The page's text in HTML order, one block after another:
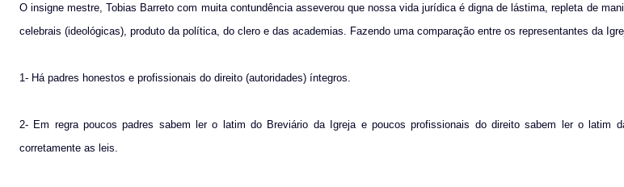
O insigne mestre, Tobias Barreto com muita contundência asseverou que nossa vida jurídica é digna de lástima, repleta de
celebrais (ideológicas), produto da política, do clero e das academias. Fazendo uma comparação entre os representantes da
1- Há padres honestos e profissionais do direito (autoridades) íntegros.
2- Em regra poucos padres sabem ler o latim do Breviário da Igreja e poucos profissionais do direito sabem ler o latim
corretamente as leis.